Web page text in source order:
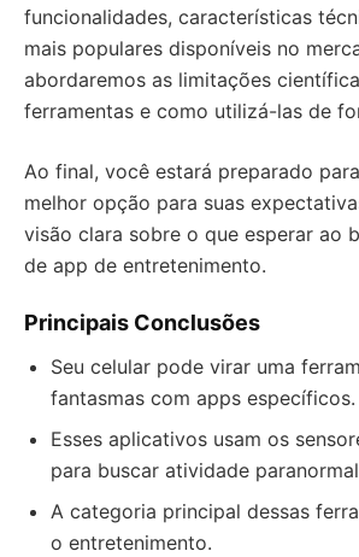
funcionalidades, características
mais populares disponíveis no
abordaremos as limitações
ferramentas e como utilizá-las de
Ao final, você estará preparado
melhor opção para suas
visão clara sobre o que esperar ao
de app de entretenimento.
Principais Conclusões
Seu celular pode virar uma
fantasmas com apps específicos.
Esses aplicativos usam os
para buscar atividade
A categoria principal dessas
o entretenimento.